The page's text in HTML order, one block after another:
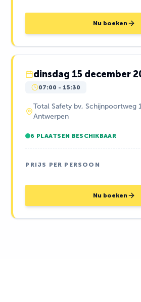
Nu boeken
dinsdag 15 december
07:00 - 15:30
Total Safety bv, Schijnpoortweg
Antwerpen
6 PLAATSEN BESCHIKBAAR
PRIJS PER PERSOON
Nu boeken